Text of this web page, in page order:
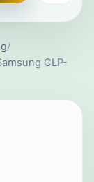
/
CLP-